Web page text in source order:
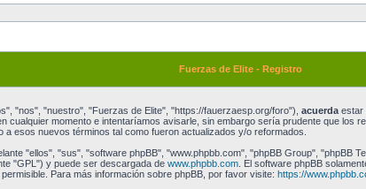
Fuerzas de Elite - Registro
"nos", "nuestro", "Fuerzas de Elite", "https://fauerzaesp.org/foro"), acuerdaestar
cualquier momento e intentaríamos avisarle, sin embargo sería prudente que los
a esos nuevos términos tal como fueron actualizados y/o reformados.
"ellos", "sus", "software phpBB", "www.phpbb.com", "phpBB Group", "phpBB
"GPL") y puede ser descargada de www.phpbb.com. El software phpBB
Para más información sobre phpBB, por favor visite: https://